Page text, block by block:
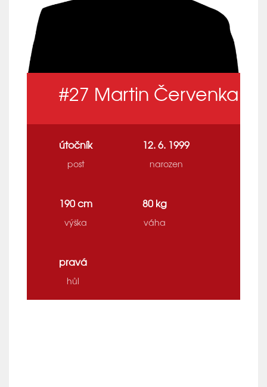
#27 Martin Červenka
útočník
post
12. 6. 1999
narozen
190 cm
výška
80 kg
váha
pravá
hůl